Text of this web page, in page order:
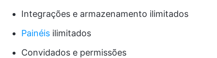
Integrações e armazenamento ilimitados
Painéis ilimitados
Convidados e permissões